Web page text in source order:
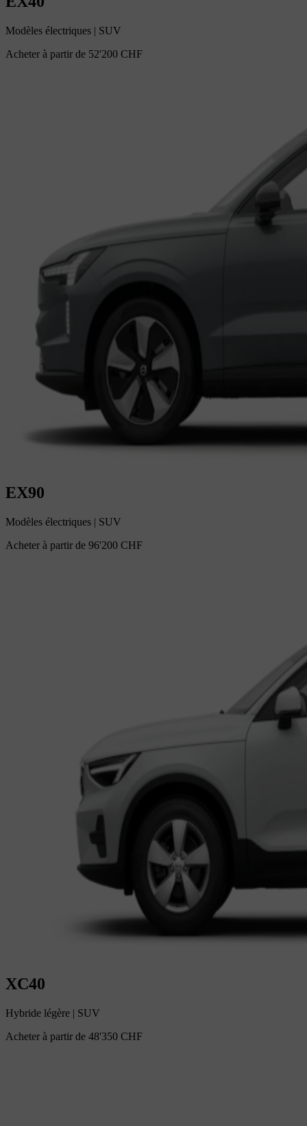
Modèles électriques | SUV
Acheter à partir de 52'200 CHF
EX90
Modèles électriques | SUV
Acheter à partir de 96'200 CHF
XC40
Hybride légère | SUV
Acheter à partir de 48'350 CHF